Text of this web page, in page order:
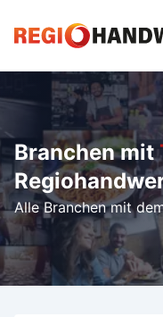
Branchen mit
Alle Branchen mit